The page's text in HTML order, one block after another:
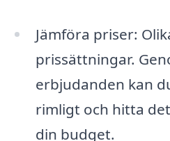
Jämföra priser:
prissättningar.
erbjudanden kan
rimligt och hitta
din budget.